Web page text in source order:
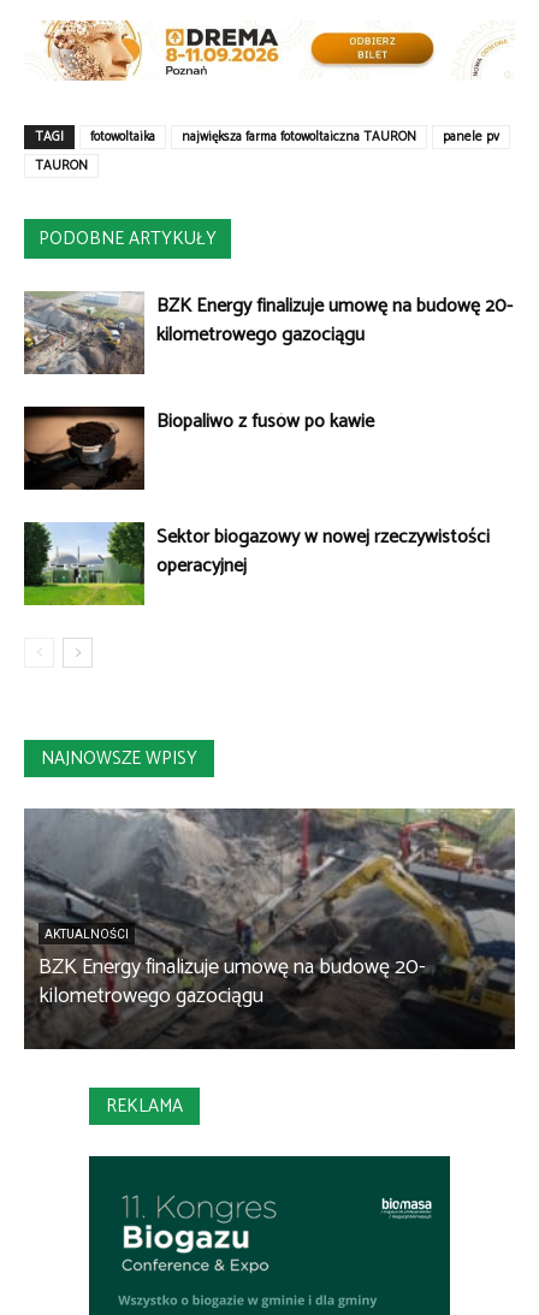
TAGI fotowoltaika największa farma fotowoltaiczna TAURON
panele pv
TAURON
PODOBNE ARTYKUŁY
BZK Energy finalizuje umowę na budowę 20-
kilometrowego gazociągu
Biopaliwo z fusów po kawie
Sektor biogazowy w nowej rzeczywistości
operacyjnej
NAJNOWSZE WPISY
AKTUALNOŚCI
BZK Energy finalizuje umowę na budowę 20-
kilometrowego gazociągu
REKLAMA